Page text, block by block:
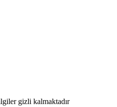
gizli kalmaktadır